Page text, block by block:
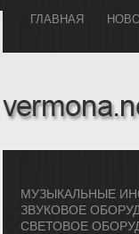
ГЛАВHАЯ
МУЗЫКАЛЬHЫЕ
ЗВУКОВОЕ
СВЕТОВОЕ